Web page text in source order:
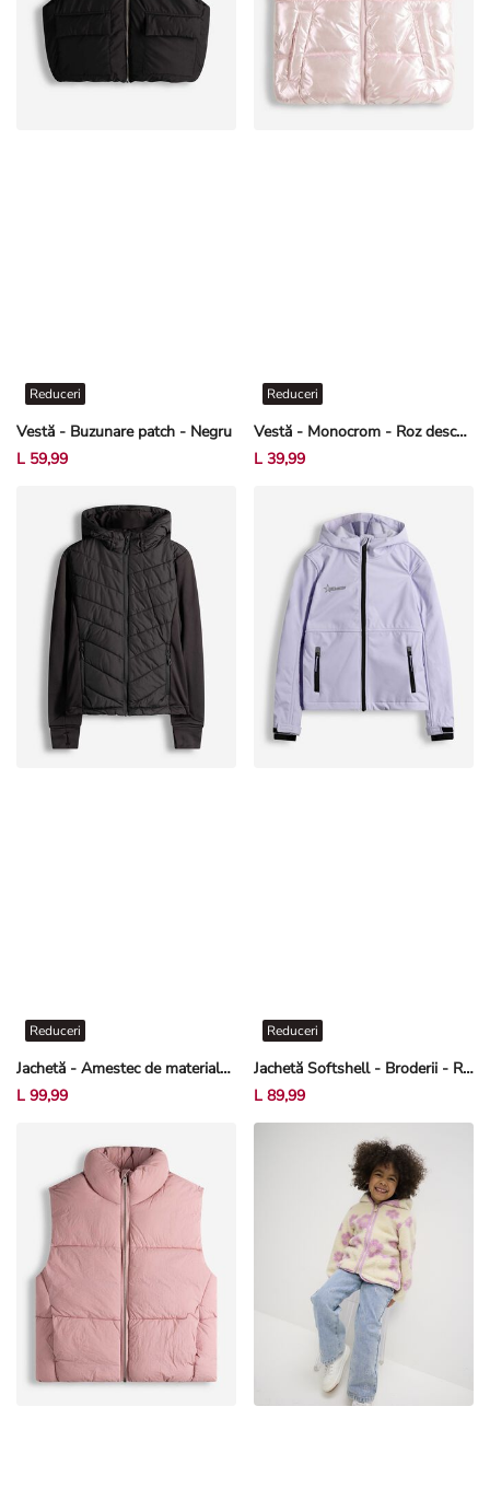
Vestă - Buzunare patch - Negru
Reduceri
L 59,99
Vestă - Monocrom - Roz deschis
Reduceri
L 39,99
Jachetă - Amestec de materiale - Negru
Reduceri
L 99,99
Jachetă Softshell - Broderii - Roz deschis
Reduceri
L 89,99